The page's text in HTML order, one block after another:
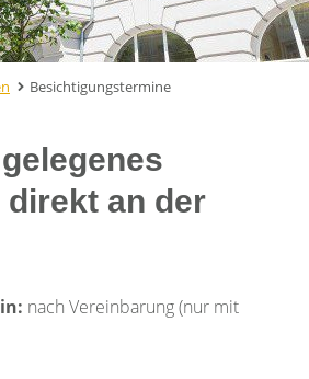
Besichtigungstermine
direkt an der
nach Vereinbarung (nur mit